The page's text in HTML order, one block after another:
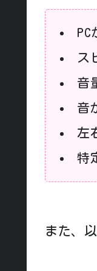
ス
音
音
左
特
また、